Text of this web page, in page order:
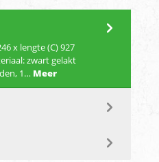
x lengte (C) 927
zwart gelakt
1… Meer